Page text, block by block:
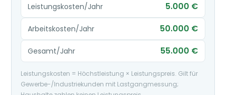
Leistungskosten/Jahr 5.000 €
Arbeitskosten/Jahr 50.000 €
Gesamt/Jahr 55.000 €
Leistungskosten = Höchstleistung × Leistungspreis. Gilt für
Gewerbe-/Industriekunden mit Lastgangmessung;